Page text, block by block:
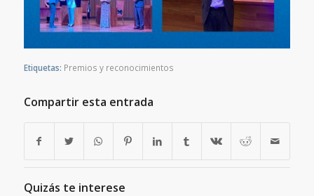
Etiquetas: Premios y reconocimientos
Compartir esta entrada
Quizás te interese